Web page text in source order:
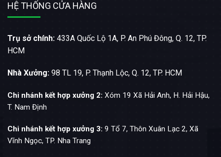
HỆ THỐNG CỬA HÀNG
Trụ sở chính: 433A Quốc Lộ 1A, P. An Phú Đông, Q. 12, TP.
HCM
Nhà Xưởng: 98 TL 19, P. Thạnh Lộc, Q. 12, TP. HCM
Chi nhánh kết hợp xưởng 2: Xóm 19 Xã Hải Anh, H. Hải Hậu,
T. Nam Định
Chi nhánh kết hợp xưởng 3: 9 Tổ 7, Thôn Xuân Lạc 2, Xã
Vĩnh Ngọc, TP. Nha Trang